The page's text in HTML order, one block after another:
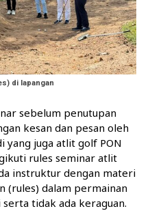
di lapangan
sebelum penutupan
kesan dan pesan oleh
yang juga atlit golf PON
rules seminar atlit
instruktur dengan materi
(rules) dalam permainan
tidak ada keraguan.